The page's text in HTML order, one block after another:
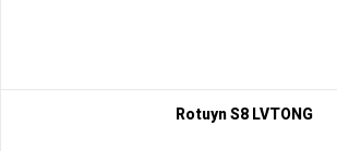
Rotuyn S8 LVTONG